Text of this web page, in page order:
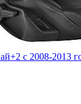
с 2008-2013